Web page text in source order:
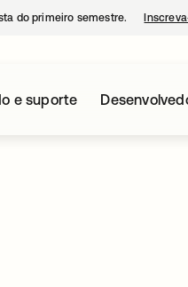
do primeiro semestre.
e suporte